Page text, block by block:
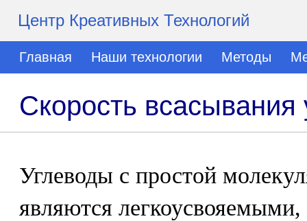
Центр Креативных Технологий
Главная Наши технологии Методы
Скорость всасывания
Углеводы с простой
являются